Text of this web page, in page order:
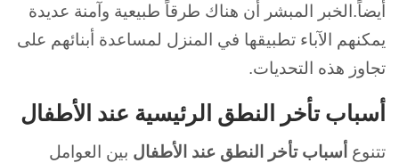
أيضاً.الخبر المبشر أن هناك طرقاً طبيعية وآمنة عديدة
يمكنهم الآباء تطبيقها في المنزل لمساعدة أبنائهم على
تجاوز هذه التحديات.
أسباب تأخر النطق الرئيسية عند الأطفال
تتنوع أسباب تأخر النطق عند الأطفال بين العوامل